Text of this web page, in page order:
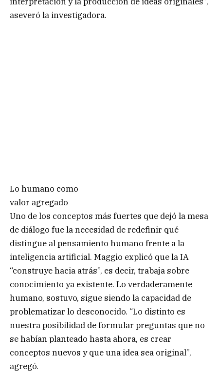
aseveró la investigadora.
Lo humano como
valor agregado
Uno de los conceptos más fuertes que dejó la mesa
de diálogo fue la necesidad de redefinir qué
distingue al pensamiento humano frente a la
inteligencia artificial. Maggio explicó que la IA
“construye hacia atrás”, es decir, trabaja sobre
conocimiento ya existente. Lo verdaderamente
humano, sostuvo, sigue siendo la capacidad de
problematizar lo desconocido. “Lo distinto es
nuestra posibilidad de formular preguntas que no
se habían planteado hasta ahora, es crear
conceptos nuevos y que una idea sea original”,
agregó.